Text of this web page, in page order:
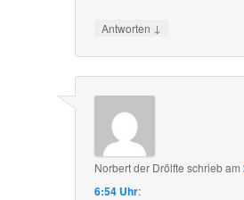
Antworten ↓
Norbert der Drölfte schriebam
6:54 Uhr: